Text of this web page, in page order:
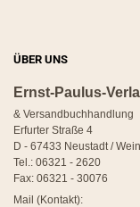
ÜBER UNS
Ernst-Paulus-
& Versandbuchhandlung
Erfurter Straße 4
D - 67433 Neustadt /
Tel.: 06321 - 2620
Fax: 06321 - 30076
Mail (Kontakt):